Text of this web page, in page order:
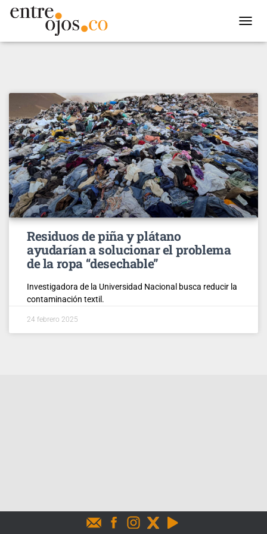
Residuos de piña y plátano
ayudarían a solucionar el problema
de la ropa “desechable”
Investigadora de la Universidad Nacional busca reducir la
contaminación textil.
24 febrero 2025